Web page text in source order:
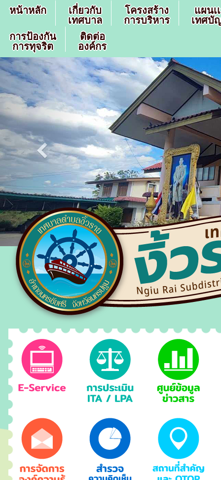
หน้าหลัก
เกี่ยวกับ
เทศบาล
โครงสร้าง
การบริหาร
แผนเ
เทศบั
การป้องกัน
การทุจริต
ติดต่อ
องค์กร